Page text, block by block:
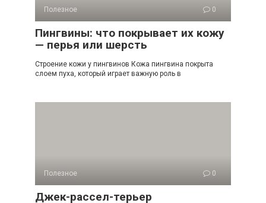
Полезное 0
Пингвины: что покрывает их кожу
— перья или шерсть
Строение кожи у пингвинов Кожа пингвина покрыта
слоем пуха, который играет важную роль в
Полезное 0
Джек-рассел-терьер